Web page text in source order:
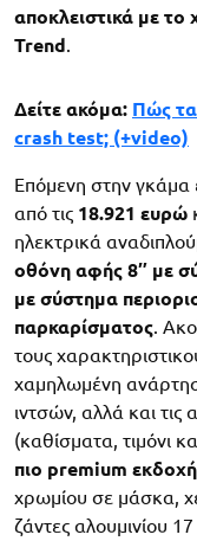
αποκλειστικά με το
Trend.
Δείτε ακόμα: Πώς
crash test; (+video)
Επόμενη στην γκάμα
από τις 18.921 ευρώ
ηλεκτρικά
οθόνη αφής 8″ με
με σύστημα
παρκαρίσματος.
τους
χαμηλωμένη
ιντσών, αλλά και τις
(καθίσματα, τιμόνι
πιο premium εκδοχή
χρωμίου σε μάσκα,
ζάντες αλουμινίου